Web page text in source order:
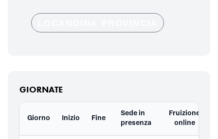
GIORNATE
Giorno Inizio Fine
Sede in
presenza
Fruizione
online